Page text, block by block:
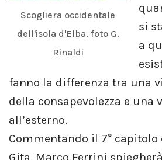
Scogliera occidentale
dell'isola d'Elba. foto G.
Rinaldi
si
a
fanno la differenza tra una
della consapevolezza e una
all’esterno.
Commentando il 7° capitolo
Gita, Marco Ferrini